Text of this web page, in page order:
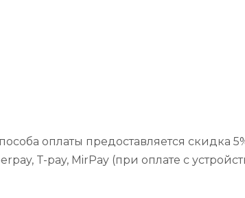
оплаты предоставляется скидка
T-pay, MirPay (при оплате с